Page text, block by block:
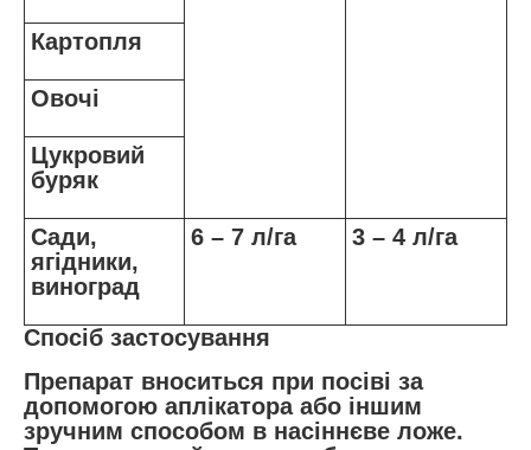
Картопля
Овочі
Цукровий
буряк
Сади,
ягідники,
виноград
6 – 7 л/га 3 – 4 л/га
Спосіб застосування
Препарат вноситься при посіві за
допомогою аплікатора або іншим
зручним способом в насіннєве ложе.